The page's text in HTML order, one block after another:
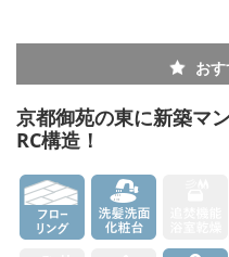
お
京都御苑の東に新築マ
RC構造！